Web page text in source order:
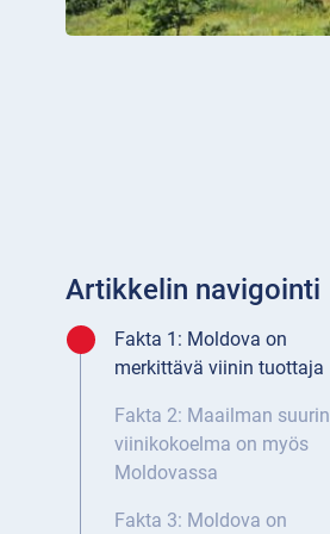
Artikkelin navigointi
Fakta 1: Moldova on
merkittävä viinin tuottaja
Fakta 2: Maailman suurin
viinikokoelma on myös
Moldovassa
Fakta 3: Moldova on